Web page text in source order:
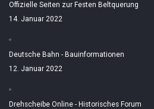
Offizielle Seiten zur Festen Beltquerung
14. Januar 2022
Deutsche Bahn - Bauinformationen
12. Januar 2022
Drehscheibe Online - Historisches Forum